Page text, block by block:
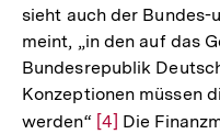
sieht auch der Bundes-
meint, „in den auf das
Bundesrepublik
Konzeptionen müssen
werden“ Zur
[4] Die